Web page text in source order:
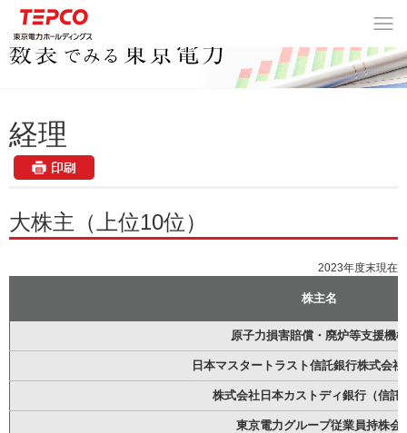
数表でみる東京電力
経理
大株主（上位10位）
2023年度末現在
株主名
原子力損害賠償・廃炉等支援機構
日本マスタートラスト信託銀行株式会社
株式会社日本カストディ銀行（信託
東京電力グループ従業員持株会